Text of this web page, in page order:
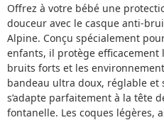
Offrez à votre bébé une
douceur avec le casque anti-
Alpine. Conçu spécialement
enfants, il protège efficacement
bruits forts et les
bandeau ultra doux, réglable et
s’adapte parfaitement à la tête
fontanelle. Les coques légères,